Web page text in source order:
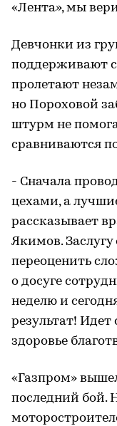
«Лента», мы
Девчонки из
поддерживают
пролетают
но Пороховой
штурм не
сравниваются
- Сначала
цехами, а
рассказывает
Якимов.
переоценить
о досуге
неделю и
результат! Идет
здоровье
«Газпром»
последний бой.